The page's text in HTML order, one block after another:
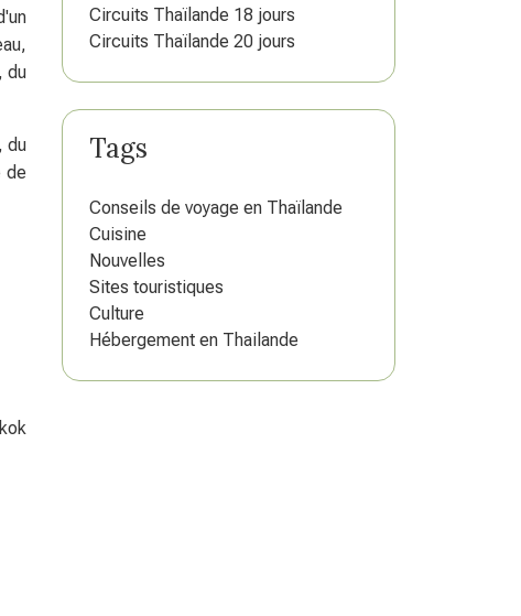
du
du
de
Circuits Thaïlande 18 jours
Circuits Thaïlande 20 jours
Tags
Conseils de voyage en Thaïlande
Cuisine
Nouvelles
Sites touristiques
Culture
Hébergement en Thailande